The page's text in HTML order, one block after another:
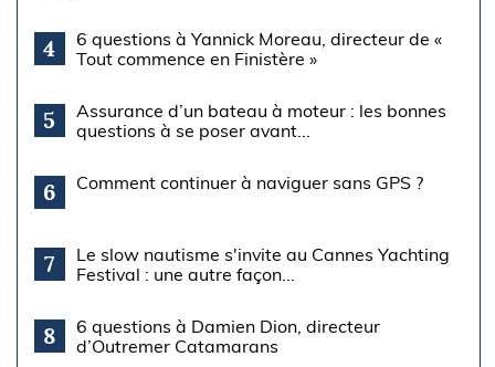
4
6 questions à Yannick Moreau, directeur de «
Tout commence en Finistère »
5
Assurance d’un bateau à moteur : les bonnes
questions à se poser avant...
6 Comment continuer à naviguer sans GPS ?
7
Le slow nautisme s'invite au Cannes Yachting
Festival : une autre façon...
8
6 questions à Damien Dion, directeur
d’Outremer Catamarans